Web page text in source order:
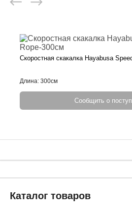
Скоростная скакалка Hayabusa
Длина: 300см
Сообщить о
Каталог товаров